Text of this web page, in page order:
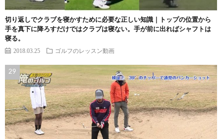
切り返しでクラブを寝かすために必要な正しい知識｜トップの位置から
手を真下に降ろすだけではクラブは寝ない。手が前に出ればシャフトは
寝る。
2018.03.25 ゴルフのレッスン動画